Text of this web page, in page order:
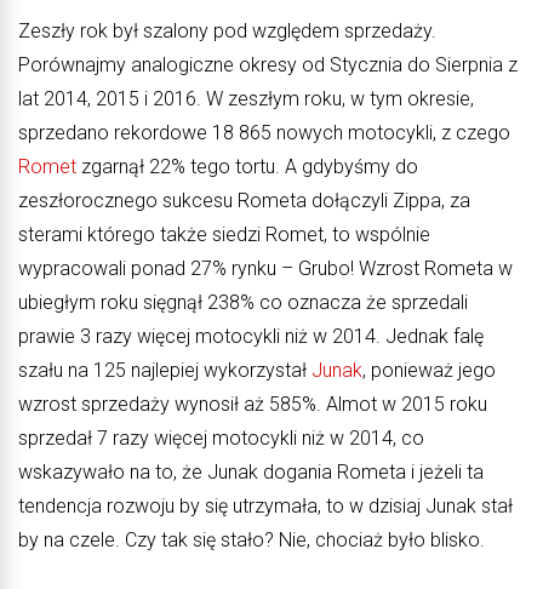
Zeszły rok był szalony pod względem sprzedaży.
Porównajmy analogiczne okresy od Stycznia do Sierpnia z
lat 2014, 2015 i 2016. W zeszłym roku, w tym okresie,
sprzedano rekordowe 18 865 nowych motocykli, z czego
Romet zgarnął 22% tego tortu. A gdybyśmy do
zeszłorocznego sukcesu Rometa dołączyli Zippa, za
sterami którego także siedzi Romet, to wspólnie
wypracowali ponad 27% rynku – Grubo! Wzrost Rometa w
ubiegłym roku sięgnął 238% co oznacza że sprzedali
prawie 3 razy więcej motocykli niż w 2014. Jednak falę
szału na 125 najlepiej wykorzystał Junak, ponieważ jego
wzrost sprzedaży wynosił aż 585%. Almot w 2015 roku
sprzedał 7 razy więcej motocykli niż w 2014, co
wskazywało na to, że Junak dogania Rometa i jeżeli ta
tendencja rozwoju by się utrzymała, to w dzisiaj Junak stał
by na czele. Czy tak się stało? Nie, chociaż było blisko.